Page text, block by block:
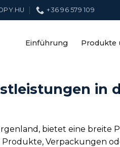
+36 96 579 109
Einführung Produkte
in
bietet eine
Verpackungen